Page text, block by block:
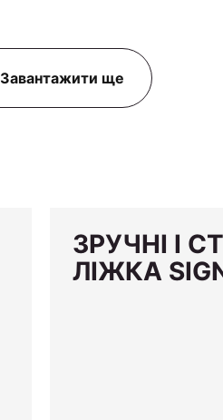
Завантажити ще
ЗРУЧНІ І
ЛІЖКА